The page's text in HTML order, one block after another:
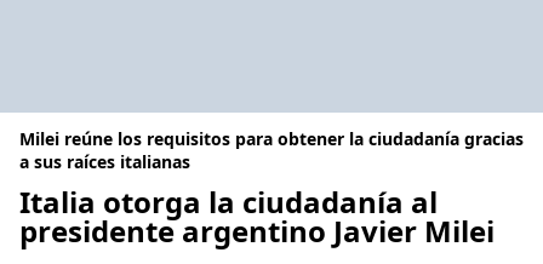
Milei reúne los requisitos para obtener la ciudadanía gracias
a sus raíces italianas
Italia otorga la ciudadanía al
presidente argentino Javier Milei